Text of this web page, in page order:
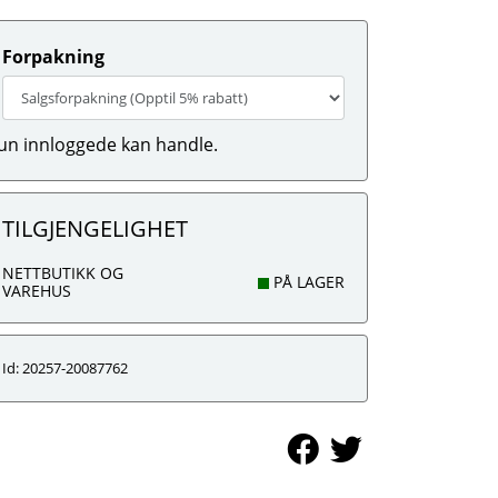
Forpakning
innloggede kan handle.
TILGJENGELIGHET
NETTBUTIKK OG
VAREHUS
PÅ LAGER
Id: 20257-20087762